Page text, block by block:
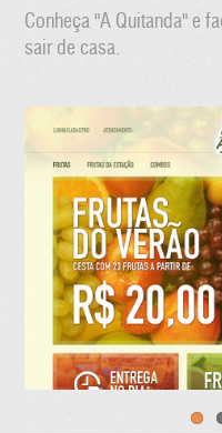
Conheça "A Quitanda" e
sair de casa.